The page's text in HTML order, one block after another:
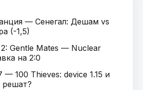
— Сенегал: Дешам vs
(-1,5)
Gentle Mates — Nuclear
на 2:0
— 100 Thieves: device 1.15 и
решат?